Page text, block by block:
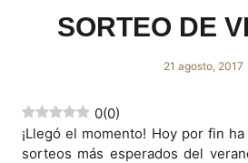
SORTEO DE
21 agosto, 2017
0(0)
¡Llegó el momento! Hoy por fin
sorteos más esperados del